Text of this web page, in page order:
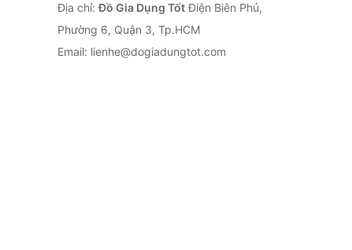
Địa chỉ:Đồ Gia Dụng TốtĐiện Biên Phủ,
Phường 6, Quận 3, Tp.HCM
Email: lienhe@dogiadungtot.com